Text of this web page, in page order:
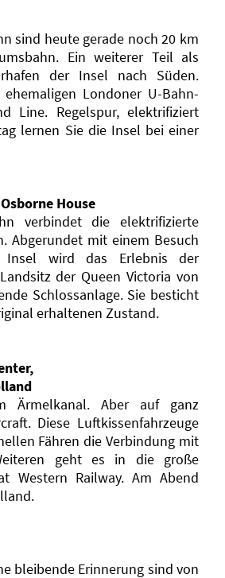
sind heute gerade noch 20 km
Ein weiterer Teil als
der Insel nach Süden.
Londoner U-Bahn-
Line. Regelspur, elektrifiziert
lernen Sie die Insel bei einer
House
verbindet die elektrifizierte
Abgerundet mit einem Besuch
Insel wird das Erlebnis der
der Queen Victoria von
Schlossanlage. Sie besticht
erhaltenen Zustand.
Ärmelkanal. Aber auf ganz
Diese Luftkissenfahrzeuge
Fähren die Verbindung mit
geht es in die große
Western Railway. Am Abend
bleibende Erinnerung sind von